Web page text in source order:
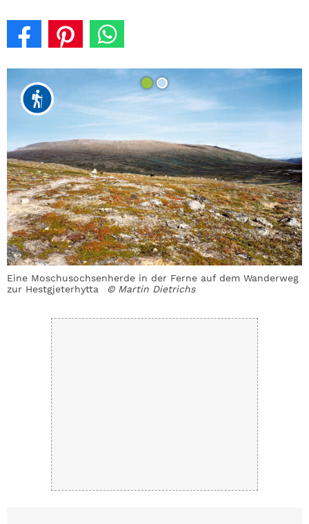
Eine Moschusochsenherde in der Ferne auf dem Wanderweg
zur Hestgjeterhytta
© Martin Dietrichs